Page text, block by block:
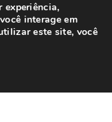
os direitos
experiência,
interage em
este site, você